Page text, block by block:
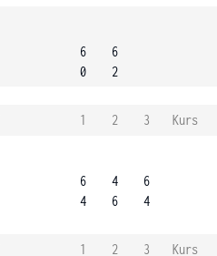
6
0
6
2
1 2 3
Kurs
6
4
4
6
6
4
1 2 3
Kurs